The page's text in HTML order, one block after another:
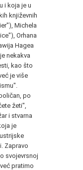
i koja je u
književnih
Michela
Orhana
Hagea
nekakva
kao što
je više
po
žeti",
i stvarna
je
Zapravo
svojevrsnoj
pratimo